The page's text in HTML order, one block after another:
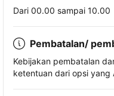
Dari 00.00 sampai 10.00
Pembatalan/
Kebijakan pembatalan
ketentuan dari opsi yang